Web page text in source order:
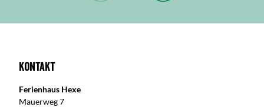
Kontakt
Ferienhaus Hexe
Mauerweg 7